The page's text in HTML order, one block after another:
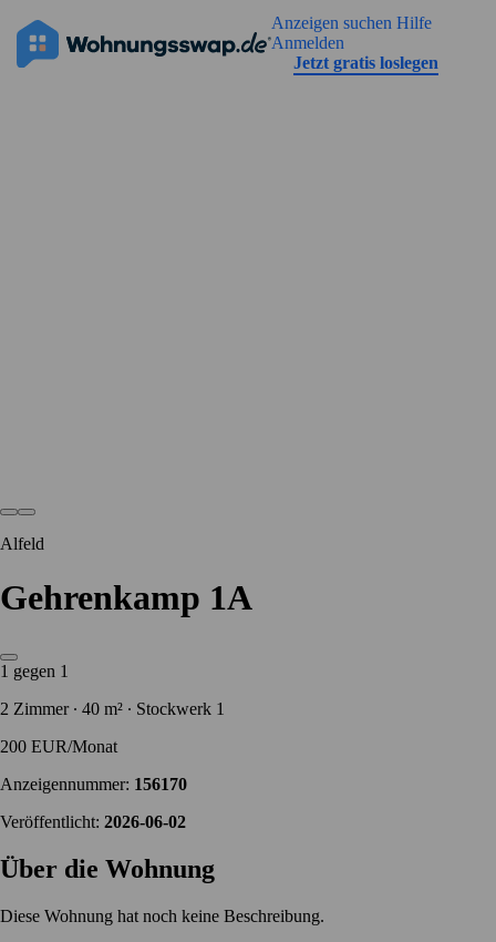
Anzeigen suchen Hilfe
Anmelden
Jetzt gratis loslegen
Die Anzeige hat noch keine Bilder
Straßenansicht
Alfeld
Gehrenkamp 1A
1 gegen 1
2 Zimmer ∙ 40 m² ∙ Stockwerk 1
200 EUR/Monat
Anzeigennummer: 156170
Veröffentlicht: 2026-06-02
Über die Wohnung
Diese Wohnung hat noch keine Beschreibung.